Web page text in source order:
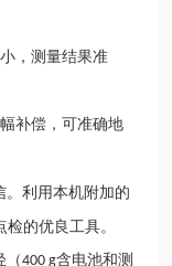
，测量结果准
补偿，可准确地
。利用本机附加的
的优良工具。
（400 g含电池和测